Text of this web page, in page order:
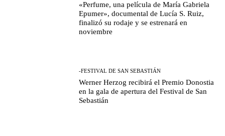
«Perfume, una película de María Gabriela
Epumer», documental de Lucía S. Ruiz,
finalizó su rodaje y se estrenará en
noviembre
-FESTIVAL DE SAN SEBASTIÁN
Werner Herzog recibirá el Premio Donostia
en la gala de apertura del Festival de San
Sebastián